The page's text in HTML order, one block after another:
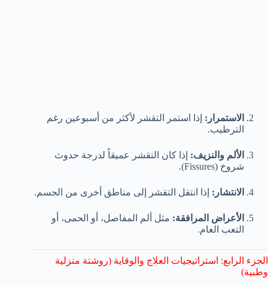
الاستمرار: إذا استمر التقشر لأكثر من أسبوعين رغم
الترطيب.
الألم والنزيف: إذا كان التقشر عميقاً لدرجة حدوث
شروخ (Fissures).
الانتشار: إذا انتقل التقشر إلى مناطق أخرى من الجسم.
الأعراض المرافقة: مثل ألم المفاصل، أو الحمى، أو
التعب العام.
الجزء الرابع: استراتيجيات العلاج والوقاية (روشتة منزلية
وطبية)